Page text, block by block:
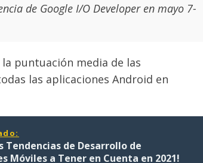
de Google I/O Developer en mayo 7-
puntuación media de las
las aplicaciones Android en
Tendencias de Desarrollo de
Móviles a Tener en Cuenta en 2021!